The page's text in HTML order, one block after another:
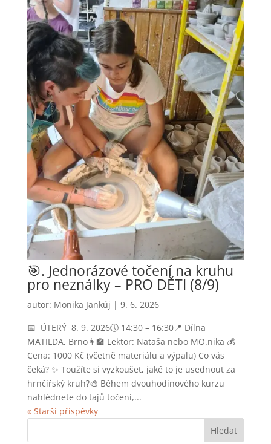
🎯. Jednorázové točení na kruhu
pro neználky – PRO DĚTI (8/9)
autor: Monika Jankúj | 9. 6. 2026
📅 ÚTERÝ 8. 9. 2026🕔 14:30 – 16:30📍 Dílna
MATILDA, Brno👩‍🏫 Lektor: Nataša nebo MO.nika 💰
Cena: 1000 Kč (včetně materiálu a výpalu) Co vás
čeká? ✨ Toužíte si vyzkoušet, jaké to je usednout za
hrnčířský kruh?🎨 Během dvouhodinového kurzu
nahlédnete do tajů točení,...
« Starší příspěvky
Hledat